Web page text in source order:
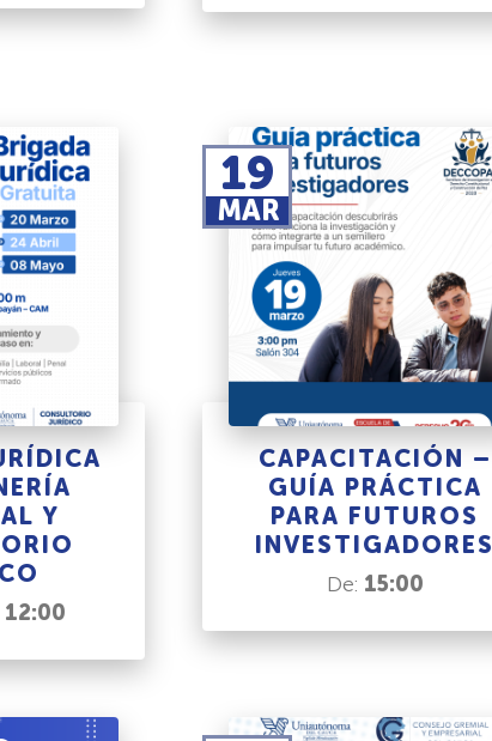
Y
12:00
19
MAR
CAPACITACIÓN –
GUÍA PRÁCTICA
PARA FUTUROS
INVESTIGADORES
De: 15:00